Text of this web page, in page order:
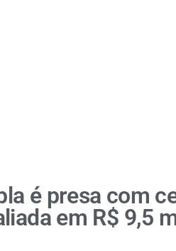
é presa com
em R$ 9,5